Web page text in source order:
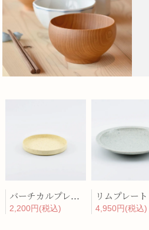
バーチカルプレート 15cm 化粧土
2,200円(税込)
4,950円(税込)